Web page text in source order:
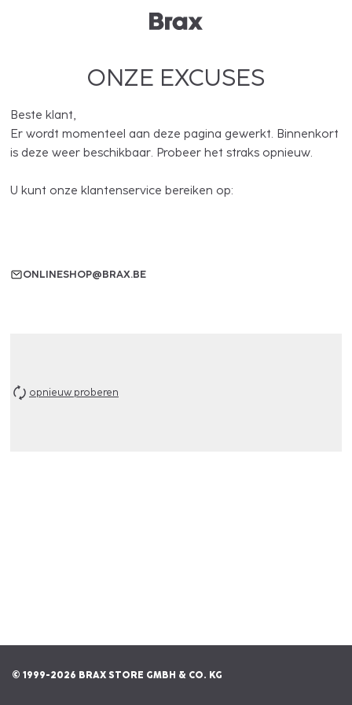
ONZE EXCUSES
Beste klant,
Er wordt momenteel aan deze pagina gewerkt. Binnenkort
is deze weer beschikbaar. Probeer het straks opnieuw.
U kunt onze klantenservice bereiken op:
ONLINESHOP@BRAX.BE
opnieuw proberen
© 1999-2026 BRAX STORE GMBH & CO. KG